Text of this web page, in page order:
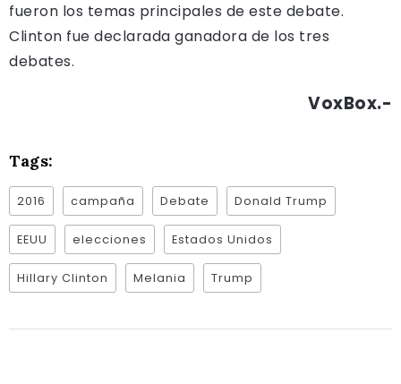
fueron los temas principales de este debate.
Clinton fue declarada ganadora de los tres
debates.
VoxBox.-
Tags:
2016 campaña Debate Donald Trump
EEUU elecciones Estados Unidos
Hillary Clinton Melania Trump